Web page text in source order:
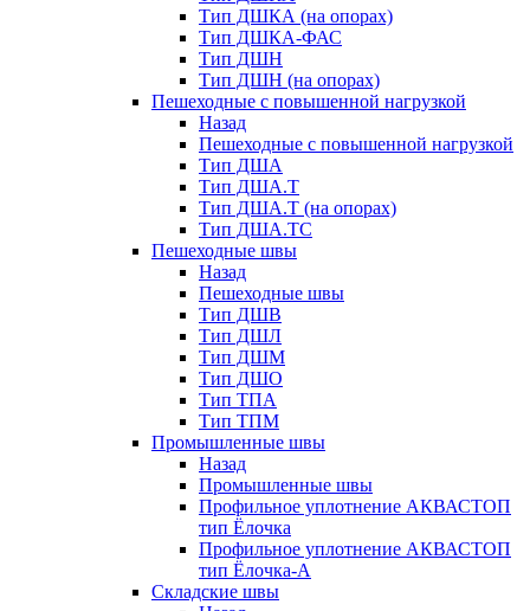
Тип ДШКА (на опорах)
Тип ДШКА-ФАС
Тип ДШН
Тип ДШН (на опорах)
Пешеходные с повышенной нагрузкой
Назад
Пешеходные с повышенной нагрузкой
Тип ДША
Тип ДША.Т
Тип ДША.Т (на опорах)
Тип ДША.ТС
Пешеходные швы
Назад
Пешеходные швы
Тип ДШВ
Тип ДШЛ
Тип ДШМ
Тип ДШО
Тип ТПА
Тип ТПМ
Промышленные швы
Назад
Промышленные швы
Профильное уплотнение АКВАСТОП
тип Ёлочка
Профильное уплотнение АКВАСТОП
тип Ёлочка-А
Складские швы